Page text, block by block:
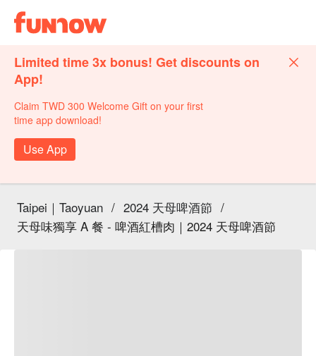
Limited time 3x bonus! Get discounts on
App!
Claim TWD 300 Welcome Gift on your first
time app download!
Use App
Taipei｜Taoyuan / 2024 天母啤酒節 /
天母味獨享 A 餐 - 啤酒紅槽肉｜2024 天母啤酒節